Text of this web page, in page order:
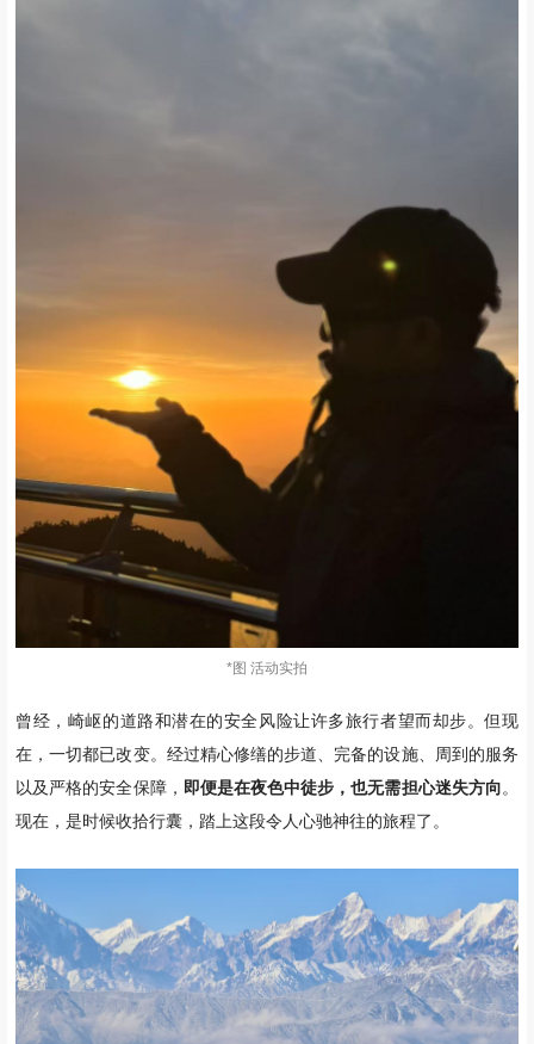
*图 活动实拍
曾经，崎岖的道路和潜在的安全风险让许多旅行者望而却步。但现
在，一切都已改变。经过精心修缮的步道、完备的设施、周到的服务
以及严格的安全保障， 即便是在夜色中徒步，也无需担心迷失方向。
现在，是时候收拾行囊，踏上这段令人心驰神往的旅程了。